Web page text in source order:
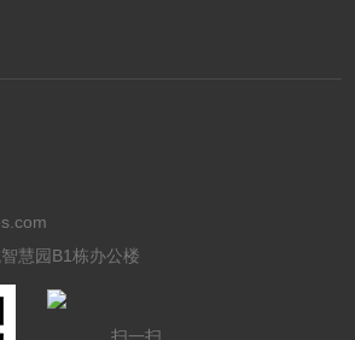
慧园B1栋办公楼